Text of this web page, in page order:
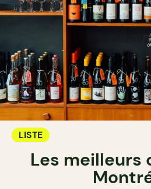
LISTE
Les meilleurs